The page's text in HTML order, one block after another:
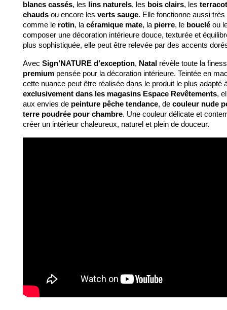
blancs cassés, les lins naturels, les bois clairs, les
chauds ou encore les verts sauge. Elle fonctionne aussi
comme le rotin, la céramique mate, la pierre, le bouclé ou
composer une décoration intérieure douce, texturée et
plus sophistiquée, elle peut être relevée par des accents
Avec Sign’NATURE d’exception, Natal révèle toute la
premium pensée pour la décoration intérieure. Teintée en
exclusivement dans les magasins Espace Revêtements,
aux envies de peinture pêche tendance, de couleur nude
terre poudrée pour chambre. Une couleur délicate et
créer un intérieur chaleureux, naturel et plein de douceur.